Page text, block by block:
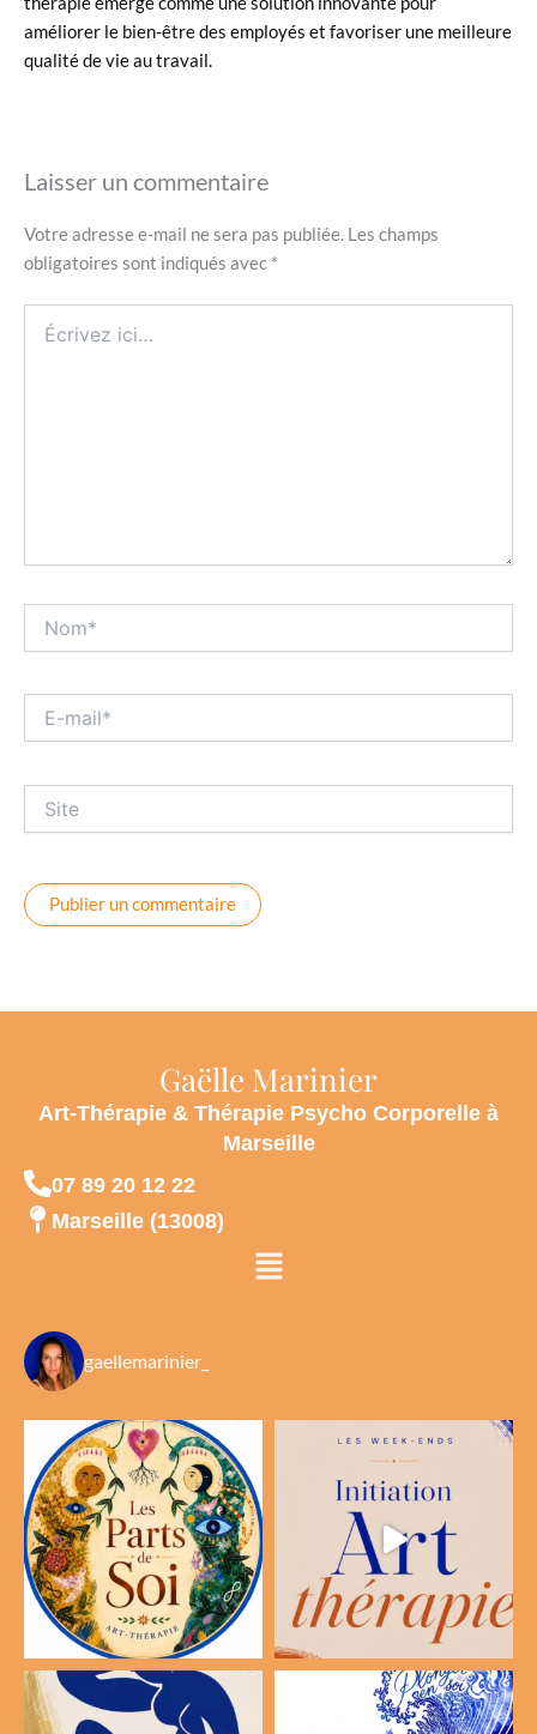
améliorer le bien-être des employés et favoriser une meilleure
qualité de vie au travail.
Laisser un commentaire
Votre adresse e-mail ne sera pas publiée. Les champs
obligatoires sont indiqués avec *
ici…
mail*
Gaëlle Marinier
Art-Thérapie & Thérapie Psycho Corporelle à
Marseille
07 89 20 12 22
Marseille (13008)
Menu
gaellemarinier_